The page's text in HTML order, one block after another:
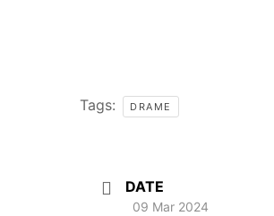
Tags: DRAME
DATE
09 Mar 2024